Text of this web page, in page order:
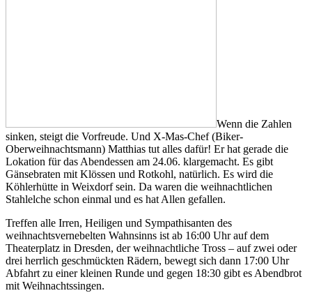
Wenn die Zahlen
sinken, steigt die Vorfreude. Und X-Mas-Chef (Biker-
Oberweihnachtsmann) Matthias tut alles dafür! Er hat gerade die
Lokation für das Abendessen am 24.06. klargemacht. Es gibt
Gänsebraten mit Klössen und Rotkohl, natürlich. Es wird die
Köhlerhütte in Weixdorf sein. Da waren die weihnachtlichen
Stahlelche schon einmal und es hat Allen gefallen.
Treffen alle Irren, Heiligen und Sympathisanten des
weihnachtsvernebelten Wahnsinns ist ab 16:00 Uhr auf dem
Theaterplatz in Dresden, der weihnachtliche Tross – auf zwei oder
drei herrlich geschmückten Rädern, bewegt sich dann 17:00 Uhr
Abfahrt zu einer kleinen Runde und gegen 18:30 gibt es Abendbrot
mit Weihnachtssingen.